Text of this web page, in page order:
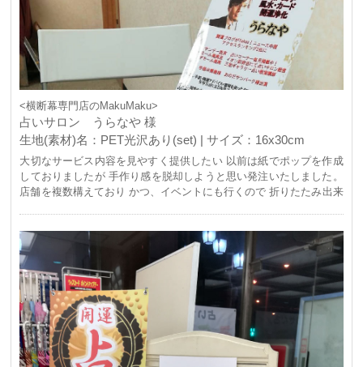
<横断幕専門店のMakuMaku>
占いサロン うらなや 様
生地(素材)名：PET光沢あり(set) | サイズ：16x30cm
大切なサービス内容を見やすく提供したい 以前は紙でポップを作成
しておりましたが 手作り感を脱却しようと思い発注いたしました。
店舗を複数構えており かつ、イベントにも行くので 折りたたみ出来